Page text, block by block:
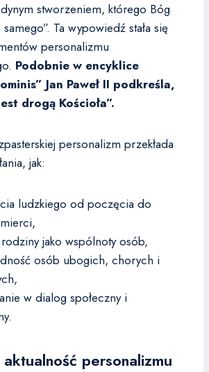
stworzeniem, którego Bóg
Ta wypowiedź stała się
personalizmu
Podobnie w encyklice
Jan Paweł II podkreśla,
drogą Kościoła”.
personalizm przekłada
jak:
ludzkiego od poczęcia do
jako wspólnoty osób,
osób ubogich, chorych i
w dialog społeczny i
personalizmu